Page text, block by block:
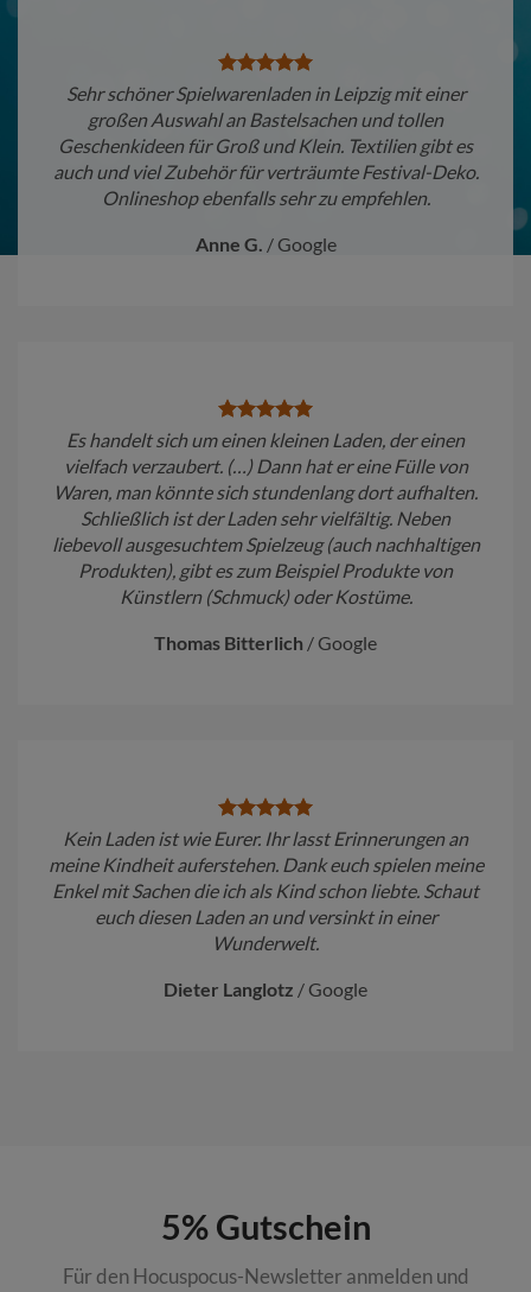
Sehr schöner Spielwarenladen in Leipzig mit einer
großen Auswahl an Bastelsachen und tollen
Geschenkideen für Groß und Klein. Textilien gibt es
auch und viel Zubehör für verträumte Festival-Deko.
Onlineshop ebenfalls sehr zu empfehlen.
Anne G. / Google
Es handelt sich um einen kleinen Laden, der einen
vielfach verzaubert. (…) Dann hat er eine Fülle von
Waren, man könnte sich stundenlang dort aufhalten.
Schließlich ist der Laden sehr vielfältig. Neben
liebevoll ausgesuchtem Spielzeug (auch nachhaltigen
Produkten), gibt es zum Beispiel Produkte von
Künstlern (Schmuck) oder Kostüme.
Thomas Bitterlich / Google
Kein Laden ist wie Eurer. Ihr lasst Erinnerungen an
meine Kindheit auferstehen. Dank euch spielen meine
Enkel mit Sachen die ich als Kind schon liebte. Schaut
euch diesen Laden an und versinkt in einer
Wunderwelt.
Dieter Langlotz / Google
5% Gutschein
Für den Hocuspocus-Newsletter anmelden und